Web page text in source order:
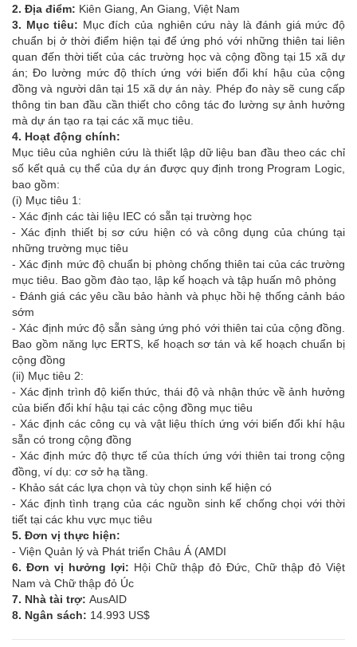
2. Địa điểm: Kiên Giang, An Giang, Việt Nam
3. Mục tiêu: Mục đích của nghiên cứu này là đánh giá mức độ
chuẩn bị ở thời điểm hiện tại để ứng phó với những thiên tai liên
quan đến thời tiết của các trường học và cộng đồng tại 15 xã dự
án; Đo lường mức độ thích ứng với biến đổi khí hậu của cộng
đồng và người dân tại 15 xã dự án này. Phép đo này sẽ cung cấp
thông tin ban đầu cần thiết cho công tác đo lường sự ảnh hưởng
mà dự án tạo ra tại các xã mục tiêu.
4. Hoạt động chính:
Mục tiêu của nghiên cứu là thiết lập dữ liệu ban đầu theo các chỉ
số kết quả cụ thể của dự án được quy định trong Program Logic,
bao gồm:
(i) Mục tiêu 1:
- Xác định các tài liệu IEC có sẵn tại trường học
- Xác định thiết bị sơ cứu hiện có và công dụng của chúng tại
những trường mục tiêu
- Xác định mức độ chuẩn bị phòng chống thiên tai của các trường
mục tiêu. Bao gồm đào tạo, lập kế hoạch và tập huấn mô phỏng
- Đánh giá các yêu cầu bảo hành và phục hồi hệ thống cảnh báo
sớm
- Xác định mức độ sẵn sàng ứng phó với thiên tai của cộng đồng.
Bao gồm năng lực ERTS, kế hoạch sơ tán và kế hoạch chuẩn bị
cộng đồng
(ii) Mục tiêu 2:
- Xác định trình độ kiến thức, thái độ và nhận thức về ảnh hưởng
của biến đổi khí hậu tại các cộng đồng mục tiêu
- Xác định các công cụ và vật liệu thích ứng với biến đổi khí hậu
sẵn có trong cộng đồng
- Xác định mức độ thực tế của thích ứng với thiên tai trong cộng
đồng, ví dụ: cơ sở hạ tầng.
- Khảo sát các lựa chọn và tùy chọn sinh kế hiện có
- Xác định tình trạng của các nguồn sinh kế chống chọi với thời
tiết tại các khu vực mục tiêu
5. Đơn vị thực hiện:
- Viện Quản lý và Phát triển Châu Á (AMDI
6. Đơn vị hưởng lợi: Hội Chữ thập đỏ Đức, Chữ thập đỏ Việt
Nam và Chữ thập đỏ Úc
7. Nhà tài trợ: AusAID
8. Ngân sách: 14.993 US$